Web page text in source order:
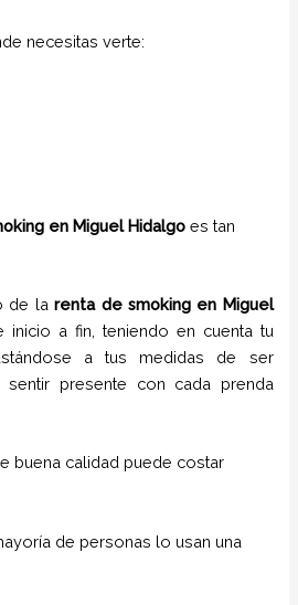
necesitas verte:
en Miguel Hidalgoes tan
de la renta de smoking en Miguel
inicio a fin, teniendo en cuenta tu
a tus medidas de ser
sentir presente con cada prenda
buena calidad puede costar
de personas lo usan una